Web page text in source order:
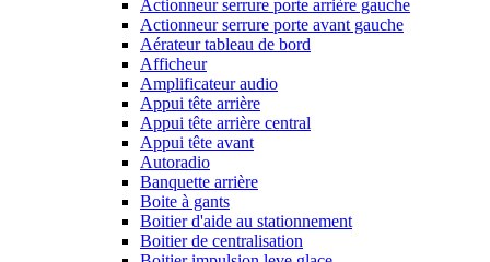
Actionneur serrure porte arrière gauche
Actionneur serrure porte avant gauche
Aérateur tableau de bord
Afficheur
Amplificateur audio
Appui tête arrière
Appui tête arrière central
Appui tête avant
Autoradio
Banquette arrière
Boite à gants
Boitier d'aide au stationnement
Boitier de centralisation